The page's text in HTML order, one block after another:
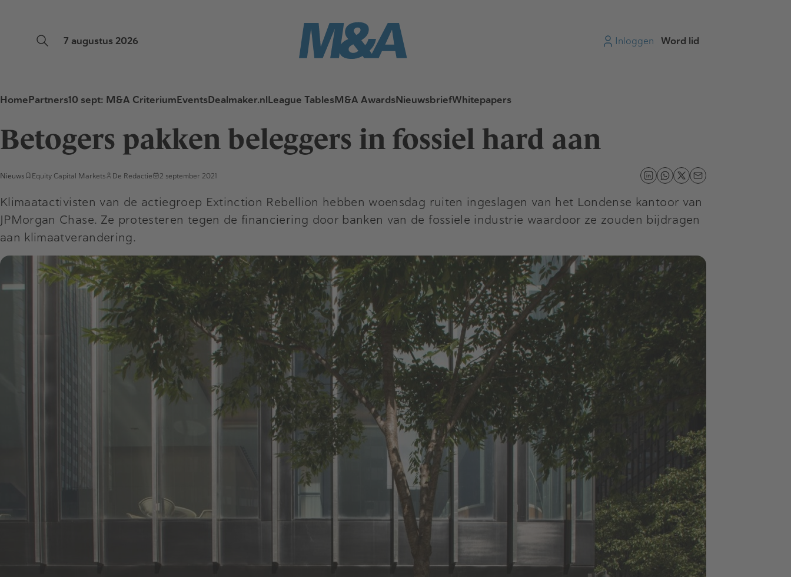
7 augustus 2026 Inloggen Word lid
HomePartners10 sept: M&A CriteriumEventsDealmaker.nlLeague TablesM&A AwardsNieuwsbriefWhitepapers
Betogers pakken beleggers in fossiel hard aan
Nieuws Equity Capital Markets De Redactie 2 september 2021
Klimaatactivisten van de actiegroep Extinction Rebellion hebben woensdag ruiten ingeslagen van het Londense kantoor van
JPMorgan Chase. Ze protesteren tegen de financiering door banken van de fossiele industrie waardoor ze zouden bijdragen
aan klimaatverandering.